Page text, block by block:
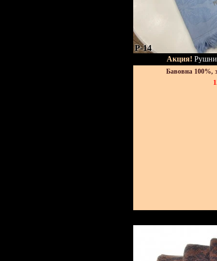
P-14
Акция!
Бавовна 100%,